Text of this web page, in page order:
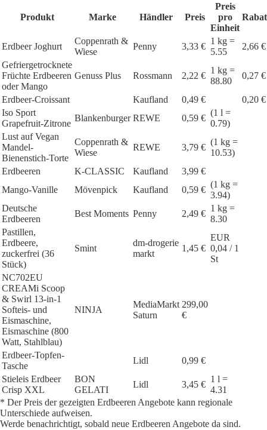
Produkt Marke Händler Preis
Preis
pro
Einheit
Erdbeer Joghurt
Coppenrath &
Wiese
Penny 3,33 €
1 kg =
5.55
2,66 €
Gefriergetrocknete
Früchte Erdbeeren
oder Mango
Genuss Plus Rossmann 2,22 €
1 kg =
88.80
0,27 €
Erdbeer-Croissant Kaufland 0,49 €
0,20 €
Iso Sport
Grapefruit-Zitrone
Blankenburger REWE 0,59 €
(1 l =
0.79)
Lust auf Vegan
Mandel-
Bienenstich-Torte
Coppenrath &
Wiese
REWE 3,79 €
(1 kg =
10.53)
Erdbeeren
K-CLASSIC Kaufland
3,99 €
Mango-Vanille
Mövenpick Kaufland 0,59 €
(1 kg =
3.94)
Deutsche
Erdbeeren
Best Moments Penny 2,49 €
1 kg =
8.30
Pastillen,
Erdbeere,
zuckerfrei (36
Stück)
Smint
dm-drogerie
markt
1,45 €
EUR
0,04 / 1
St
NC702EU
CREAMi Scoop
& Swirl 13-in-1
Softeis- und
Eismaschine,
Eismaschine (800
Watt, Stahlblau)
NINJA
MediaMarkt
Saturn
299,00
€
Erdbeer-Topfen-
Tasche
Lidl
0,99 €
Stieleis Erdbeer
Crisp XXL
BON
GELATI
Lidl 3,45 €
1 l =
4.31
* Der Preis der gezeigten Erdbeeren Angebote kann regionale
Unterschiede aufweisen.
Werde benachrichtigt, sobald neue Erdbeeren Angebote da sind.